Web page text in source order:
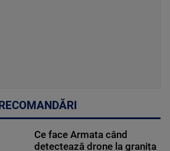
RECOMANDĂRI
Ce face Armata când
detectează drone la granița